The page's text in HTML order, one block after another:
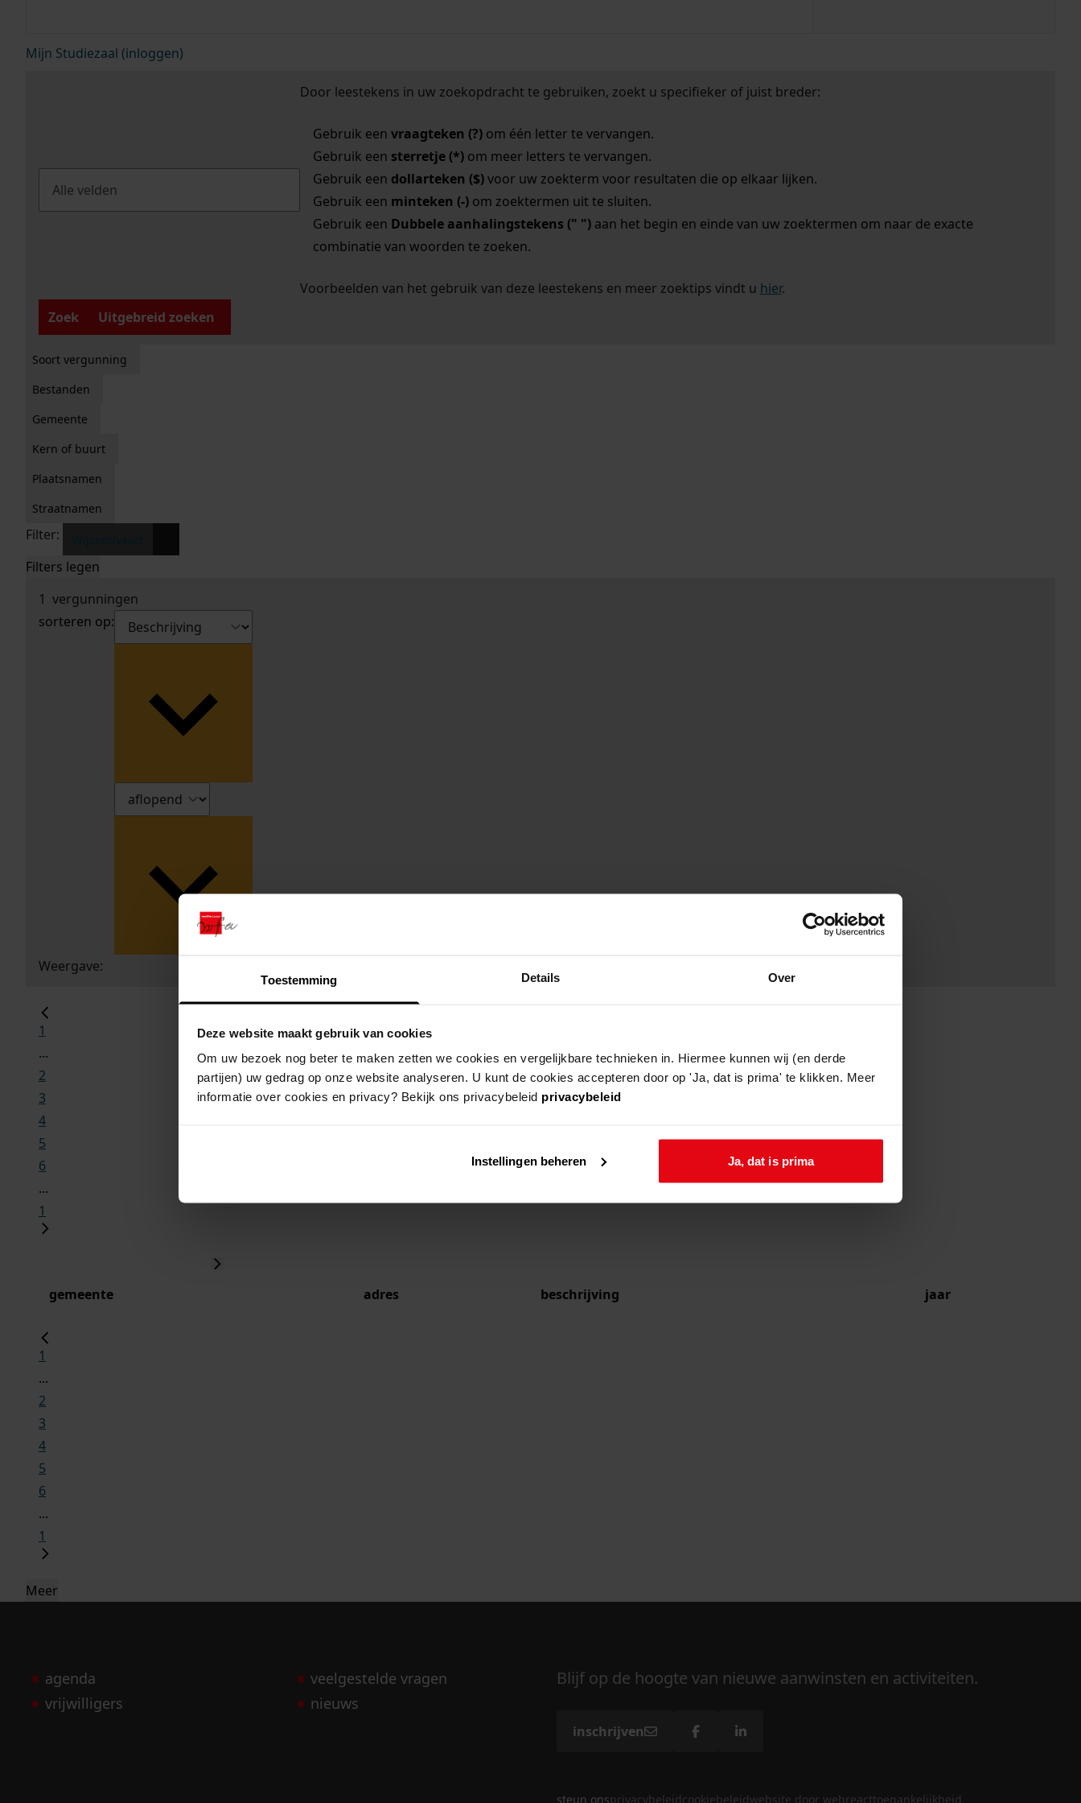
Toestemming Details Over
Deze website maakt gebruik van cookies
Om uw bezoek nog beter te maken zetten we cookies en vergelijkbare technieken in. Hiermee kunnen wij (en derde
partijen) uw gedrag op onze website analyseren. U kunt de cookies accepteren door op 'Ja, dat is prima' te klikken. Meer
informatie over cookies en privacy? Bekijk ons privacybeleid privacybeleid
Instellingen beheren Ja, dat is prima
Mijn Studiezaal (inloggen)
Door leestekens in uw zoekopdracht te gebruiken, zoekt u specifieker of juist breder:
Gebruik een vraagteken (?)om één letter te vervangen.
Gebruik een sterretje (*)om meer letters te vervangen.
Gebruik een dollarteken ($)voor uw zoekterm voor resultaten die op elkaar lijken.
Gebruik een minteken (-)om zoektermen uit te sluiten.
Gebruik een Dubbele aanhalingstekens (" ")aan het begin en einde van uw zoektermen om naar de exacte
combinatie van woorden te zoeken.
Voorbeelden van het gebruik van deze leestekens en meer zoektips vindt u hier.
Zoek
Uitgebreid zoeken
Soort vergunning
Bestanden
Gemeente
Kern of buurt
Plaatsnamen
Straatnamen
Filter:
Filters legen
1 vergunningen
sorteren op:
Weergave:
1
...
2
3
4
5
6
...
1
gemeente adres beschrijving jaar
1
...
2
3
4
5
6
...
1
Meer
agenda
vrijwilligers
veelgestelde vragen
nieuws
Blijf op de hoogte van nieuwe aanwinsten en activiteiten.
inschrijven
steun onsprivacybeleidcookiebeleidwebsite door webreacttoegankelijkheid